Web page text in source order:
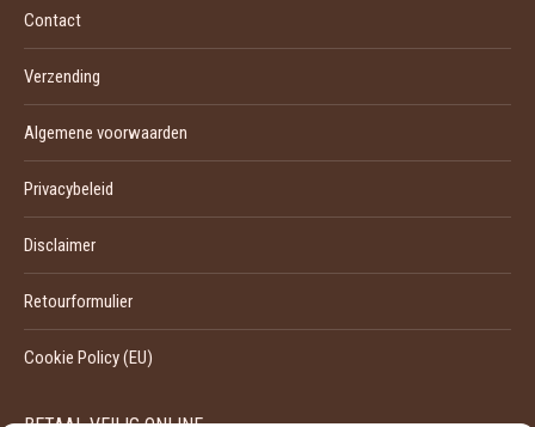
Contact
Verzending
Algemene voorwaarden
Privacybeleid
Disclaimer
Retourformulier
Cookie Policy (EU)